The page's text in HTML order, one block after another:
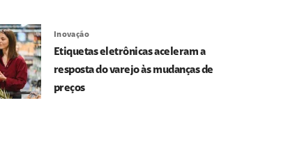
Inovação
Etiquetas eletrônicas aceleram a
resposta do varejo às mudanças de
preços